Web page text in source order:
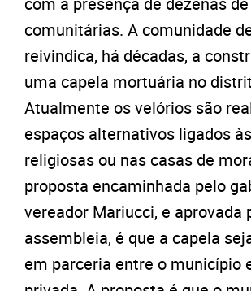
comunitárias. A comunidade
reivindica, há décadas, a
uma capela mortuária no
Atualmente os velórios são
espaços alternativos ligados
religiosas ou nas casas de
proposta encaminhada pelo
vereador Mariucci, e aprovada
assembleia, é que a capela
em parceria entre o município